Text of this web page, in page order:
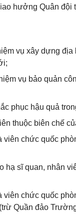
hưởng Quân
vụ xây dựng địa
vụ bảo quản
phục hậu quả
thuộc biên chế
chức quốc
hạ sĩ quan, nhân
chức quốc
Quần đảo